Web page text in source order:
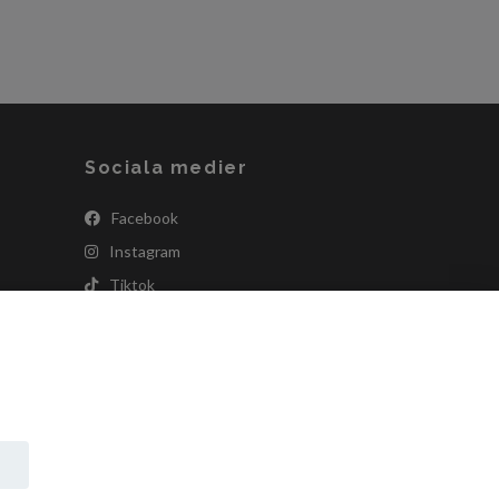
Sociala medier
Facebook
Instagram
Tiktok